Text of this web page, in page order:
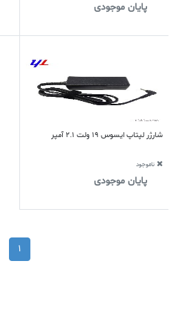
پایان موجودی
شارژر لپتاپ ایسوس 19 ولت 2.1 آمپر
ناموجود
پایان موجودی